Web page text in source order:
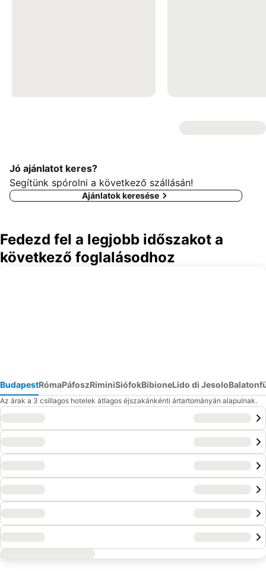
Jó ajánlatot keres?
Segítünk spórolni a következő szállásán!
Ajánlatok keresése
Fedezd fel a legjobb időszakot a
következő foglalásodhoz
BudapestRómaPáfoszRiminiSiófokBibioneLido di Jesolo
Az árak a 3 csillagos hotelek átlagos éjszakánkénti ártartományán alapulnak.